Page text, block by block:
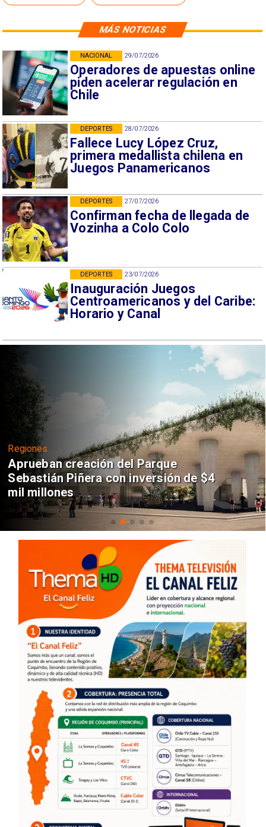
MÁS NOTICIAS
29/07/2026
Operadores de apuestas online
piden acelerar regulación en
Chile
NACIONAL
28/07/2026
Fallece Lucy López Cruz,
primera medallista chilena en
Juegos Panamericanos
DEPORTES
27/07/2026
Confirman fecha de llegada de
Vozinha a Colo Colo
DEPORTES
23/07/2026
Inauguración Juegos
Centroamericanos y del Caribe:
Horario y Canal
DEPORTES
Regiones
Aprueban creación del Parque
Sebastián Piñera con inversión de $4
mil millones